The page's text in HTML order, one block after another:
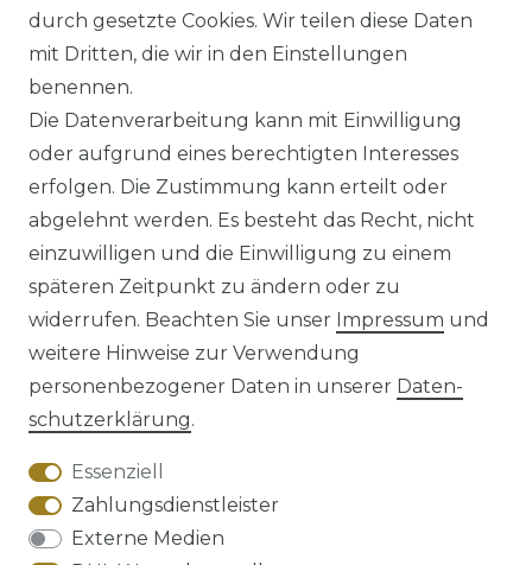
UVP 79,90 €
ab 59,95 € *
*inkl. ges. MwSt.zzgl. Versandkosten
Impressum Daten­schutz­erklärung
AGB Barrierefreiheitserklärung
durch gesetzte Cookies. Wir teilen diese Daten
mit Dritten, die wir in den Einstellungen
benennen.
Die Datenverarbeitung kann mit Einwilligung
oder aufgrund eines berechtigten Interesses
erfolgen. Die Zustimmung kann erteilt oder
abgelehnt werden. Es besteht das Recht, nicht
einzuwilligen und die Einwilligung zu einem
späteren Zeitpunkt zu ändern oder zu
widerrufen. Beachten Sie unser Impressum und
weitere Hinweise zur Verwendung
personenbezogener Daten in unserer Daten­
schutz­erklärung.
Essenziell
Zahlungsdienstleister
Externe Medien